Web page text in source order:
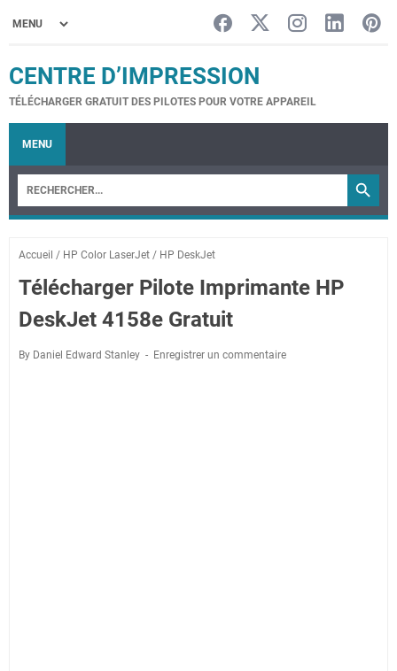
CENTRE D’IMPRESSION
TÉLÉCHARGER GRATUIT DES PILOTES POUR VOTRE APPAREIL
MENU
Accueil / HP Color LaserJet / HP DeskJet
Télécharger Pilote Imprimante HP
DeskJet 4158e Gratuit
By Daniel Edward Stanley Enregistrer un commentaire